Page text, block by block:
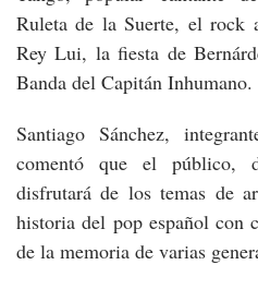
Ruleta de la Suerte, el rock
Rey Lui, la fiesta de
Banda del Capitán Inhumano.
Santiago Sánchez,
comentó que el público,
disfrutará de los temas de
historia del pop español con
de la memoria de varias